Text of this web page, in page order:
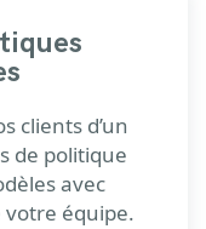
clients d’un
de politique
avec
votre équipe.